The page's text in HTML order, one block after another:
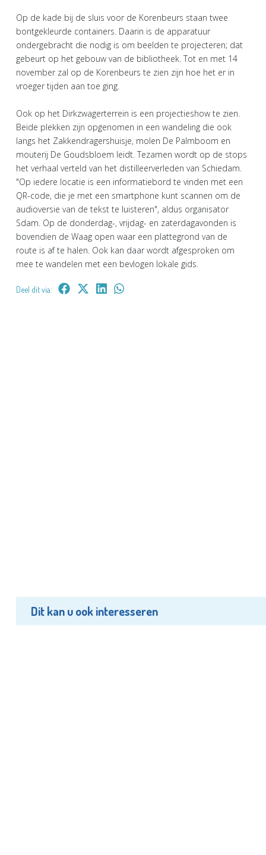
Op de kade bij de sluis voor de Korenbeurs staan twee
bontgekleurde containers. Daarin is de apparatuur
ondergebracht die nodig is om beelden te projecteren; dat
gebeurt op het gebouw van de bibliotheek. Tot en met 14
november zal op de Korenbeurs te zien zijn hoe het er in
vroeger tijden aan toe ging.
Ook op het Dirkzwagerterrein is een projectieshow te zien.
Beide plekken zijn opgenomen in een wandeling die ook
langs het Zakkendragershuisje, molen De Palmboom en
mouterij De Goudsbloem leidt. Tezamen wordt op de stops
het verhaal verteld van het distilleerverleden van Schiedam.
"Op iedere locatie is een informatiebord te vinden met een
QR-code, die je met een smartphone kunt scannen om de
audioversie van de tekst te luisteren", aldus organisator
Sdam. Op de donderdag-, vrijdag- en zaterdagavonden is
bovendien de Waag open waar een plattegrond van de
route is af te halen. Ook kan daar wordt afgesproken om
mee te wandelen met een bevlogen lokale gids.
Deel dit via:
Dit kan u ook interesseren